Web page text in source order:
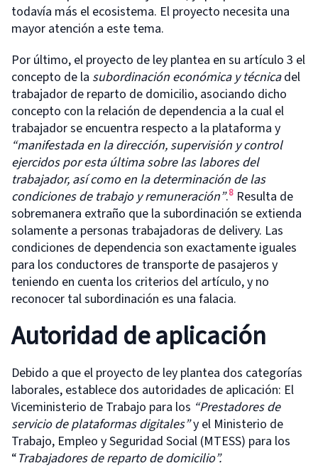
todavía más el ecosistema. El proyecto necesita una
mayor atención a este tema.
Por último, el proyecto de ley plantea en su artículo 3 el
concepto de la subordinación económica y técnicadel
trabajador de reparto de domicilio, asociando dicho
concepto con la relación de dependencia a la cual el
trabajador se encuentra respecto a la plataforma y
“manifestada en la dirección, supervisión y control
ejercidos por esta última sobre las labores del
trabajador, así como en la determinación de las
condiciones de trabajo yremuneración”.8 Resulta de
sobremanera extraño que la subordinación se extienda
solamente a personas trabajadoras de delivery. Las
condiciones de dependencia son exactamente iguales
para los conductores de transporte de pasajeros y
teniendo en cuenta los criterios del artículo, y no
reconocer tal subordinación es una falacia.
Autoridad de aplicación
Debido a que el proyecto de ley plantea dos categorías
laborales, establece dos autoridades de aplicación: El
Viceministerio de Trabajo para los “Prestadores de
servicio de plataformas digitales”y el Ministerio de
Trabajo, Empleo y Seguridad Social (MTESS) para los
“Trabajadores de reparto de domicilio”.